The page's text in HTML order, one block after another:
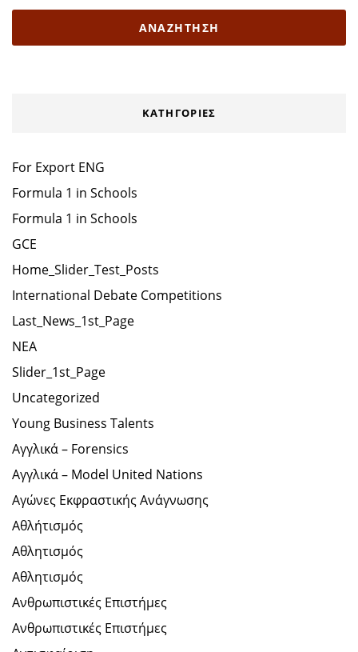
KΑΤΗΓΟΡΊΕΣ
For Export ENG
Formula 1 in Schools
Formula 1 in Schools
GCE
Home_Slider_Test_Posts
International Debate Competitions
Last_News_1st_Page
NEA
Slider_1st_Page
Uncategorized
Young Business Talents
Αγγλικά – Forensics
Αγγλικά – Model United Nations
Αγώνες Εκφραστικής Ανάγνωσης
Αθλήτισμός
Αθλητισμός
Αθλητισμός
Ανθρωπιστικές Επιστήμες
Ανθρωπιστικές Επιστήμες